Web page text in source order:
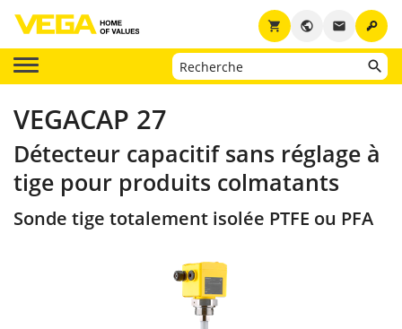
key
email
public
shopping_cart
VEGACAP 27
Détecteur capacitif sans réglage à
tige pour produits colmatants
Sonde tige totalement isolée PTFE ou PFA